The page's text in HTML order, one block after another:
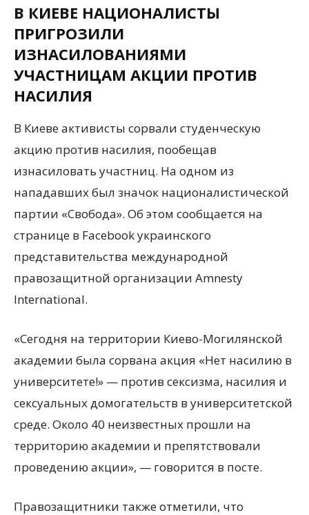
В КИЕВЕ НАЦИОНАЛИСТЫ
ПРИГРОЗИЛИ
ИЗНАСИЛОВАНИЯМИ
УЧАСТНИЦАМ АКЦИИ ПРОТИВ
НАСИЛИЯ
В Киеве активисты сорвали студенческую
акцию против насилия, пообещав
изнасиловать участниц. На одном из
нападавших был значок националистической
партии «Свобода». Об этом сообщается на
странице в Facebook украинского
представительства международной
правозащитной организации Amnesty
International.
«Сегодня на территории Киево-Могилянской
академии была сорвана акция «Нет насилию в
университете!» — против сексизма, насилия и
сексуальных домогательств в университетской
среде. Около 40 неизвестных прошли на
территорию академии и препятствовали
проведению акции», — говорится в посте.
Правозащитники также отметили, что